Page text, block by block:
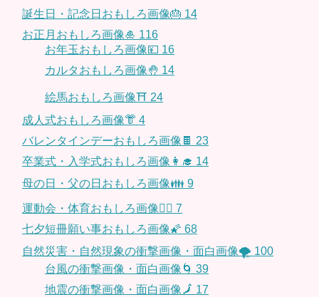
誕生日・記念日おもしろ画像🎂 14
お正月おもしろ画像🎍 116
お年玉おもしろ画像💴 16
カルタおもしろ画像🤚 14
絵馬おもしろ画像⛩ 24
成人式おもしろ画像👘 4
バレンタインデーおもしろ画像🍫 23
卒業式・入学式おもしろ画像👩‍🎓 14
母の日・父の日おもしろ画像👪 9
運動会・体育おもしろ画像🤸‍♂️ 7
七夕短冊願い事おもしろ画像🌠 68
自然災害・自然現象の衝撃画像・面白画像🌪 100
台風の衝撃画像・面白画像🌀 39
地震の衝撃画像・面白画像🗾 17